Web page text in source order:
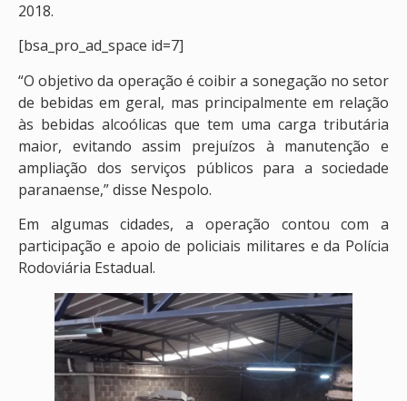
2018.
[bsa_pro_ad_space id=7]
“O objetivo da operação é coibir a sonegação no setor
de bebidas em geral, mas principalmente em relação
às bebidas alcoólicas que tem uma carga tributária
maior, evitando assim prejuízos à manutenção e
ampliação dos serviços públicos para a sociedade
paranaense,” disse Nespolo.
Em algumas cidades, a operação contou com a
participação e apoio de policiais militares e da Polícia
Rodoviária Estadual.